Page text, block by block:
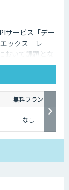
サービス「デー
エックス レ
おいて課題とな
知識が求められ
した自然言語
ドキュメント
味的に再構成
ます。これに
索対象の整
質を向上させ
無料プラン
なし